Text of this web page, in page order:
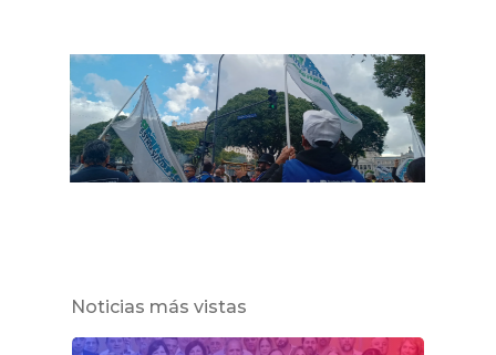
Noticias más vistas